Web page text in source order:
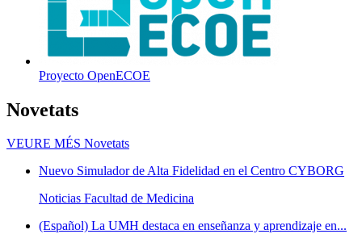
Proyecto OpenECOE
Novetats
VEURE MÉS Novetats
Nuevo Simulador de Alta Fidelidad en el Centro CYBORG
Noticias Facultad de Medicina
(Español) La UMH destaca en enseñanza y aprendizaje en...